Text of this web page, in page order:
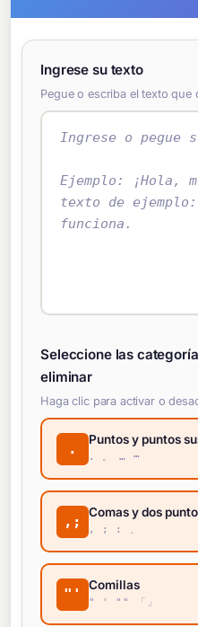
Ingrese su texto
Pegue o escriba el texto que
Seleccione las
eliminar
Haga clic para activar o
.
Puntos y puntos
. 。 … ⋯
,;
Comas y dos
, ; : 、
"'
Comillas
" ' "" 「」